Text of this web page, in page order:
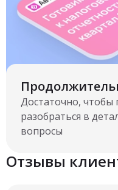
Достаточно, чтобы
разобраться в
вопросы
Отзывы